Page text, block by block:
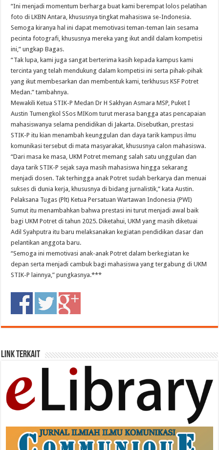
“Ini menjadi momentum berharga buat kami berempat lolos pelatihan
foto di LKBN Antara, khususnya tingkat mahasiswa se-Indonesia.
Semoga kiranya hal ini dapat memotivasi teman-teman lain sesama
pecinta fotografi, khususnya mereka yang ikut andil dalam kompetisi
ini,” ungkap Bagas.
“Tak lupa, kami juga sangat berterima kasih kepada kampus kami
tercinta yang telah mendukung dalam kompetisi ini serta pihak-pihak
yang ikut membesarkan dan membentuk kami, terkhusus KSF Potret
Medan.” tambahnya.
Mewakili Ketua STIK-P Medan Dr H Sakhyan Asmara MSP, Puket I
Austin Tumengkol SSos MIKom turut merasa bangga atas pencapaian
mahasiswanya selama pendidikan di Jakarta. Disebutkan, prestasi
STIK-P itu kian menambah keunggulan dan daya tarik kampus ilmu
komunikasi tersebut di mata masyarakat, khususnya calon mahasiswa.
“Dari masa ke masa, UKM Potret memang salah satu unggulan dan
daya tarik STIK-P sejak saya masih mahasiswa hingga sekarang
menjadi dosen. Tak terhingga anak Potret sudah berkarya dan menuai
sukses di dunia kerja, khususnya di bidang jurnalistik,” kata Austin.
Pelaksana Tugas (Plt) Ketua Persatuan Wartawan Indonesia (PWI)
Sumut itu menambahkan bahwa prestasi ini turut menjadi awal baik
bagi UKM Potret di tahun 2025. Diketahui, UKM yang masih diketuai
Adil Syahputra itu baru melaksanakan kegiatan pendidikan dasar dan
pelantikan anggota baru.
“Semoga ini memotivasi anak-anak Potret dalam berkegiatan ke
depan serta menjadi cambuk bagi mahasiswa yang tergabung di UKM
STIK-P lainnya,” pungkasnya.***
Link Terkait